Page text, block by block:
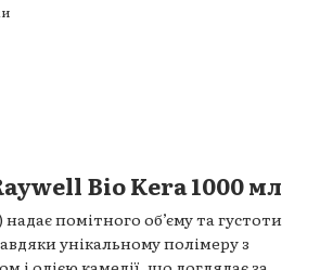
Bio Kera 1000 мл
помітного обʼєму та густоти
унікальному полімеру з